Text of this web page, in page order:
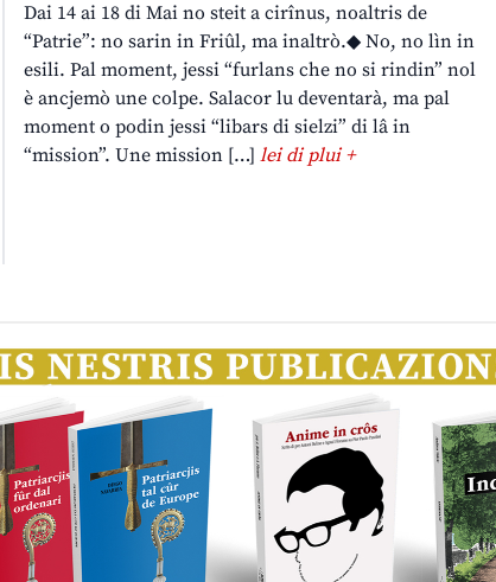
Dai 14 ai 18 di Mai no steit a cirînus, noaltris de
“Patrie”: no sarin in Friûl, ma inaltrò.◆ No, no lìn in
esili. Pal moment, jessi “furlans che no si rindin” nol
è ancjemò une colpe. Salacor lu deventarà, ma pal
moment o podin jessi “libars di sielzi” di lâ in
“mission”. Une mission […] lei di plui +